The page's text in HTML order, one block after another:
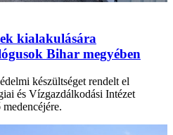
kialakulására
Bihar megyében
készültséget rendelt el
és Vízgazdálkodási Intézet